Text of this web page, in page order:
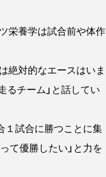
栄養学は試合前や体作
絶対的なエースはいま
チーム」と話してい
１試合に勝つことに集
て優勝したい」と力を